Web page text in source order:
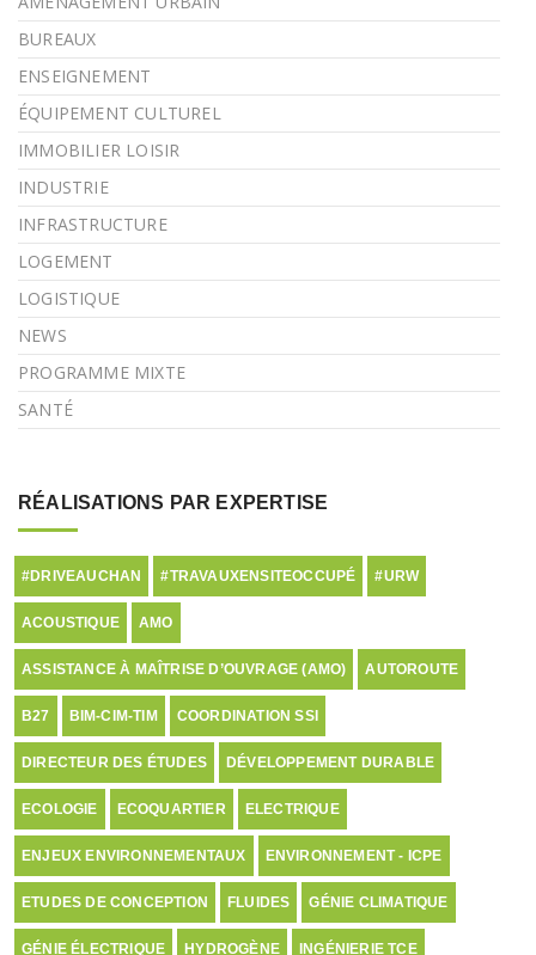
BUREAUX
ENSEIGNEMENT
ÉQUIPEMENT CULTUREL
IMMOBILIER LOISIR
INDUSTRIE
INFRASTRUCTURE
LOGEMENT
LOGISTIQUE
NEWS
PROGRAMME MIXTE
SANTÉ
RÉALISATIONS PAR EXPERTISE
#DRIVEAUCHAN #TRAVAUXENSITEOCCUPÉ #URW
ACOUSTIQUE AMO
ASSISTANCE À MAÎTRISE D’OUVRAGE (AMO) AUTOROUTE
B27 BIM-CIM-TIM COORDINATION SSI
DIRECTEUR DES ÉTUDES DÉVELOPPEMENT DURABLE
ECOLOGIE ECOQUARTIER ELECTRIQUE
ENJEUX ENVIRONNEMENTAUX ENVIRONNEMENT - ICPE
ETUDES DE CONCEPTION FLUIDES GÉNIE CLIMATIQUE
GÉNIE ÉLECTRIQUE HYDROGÈNE INGÉNIERIE TCE